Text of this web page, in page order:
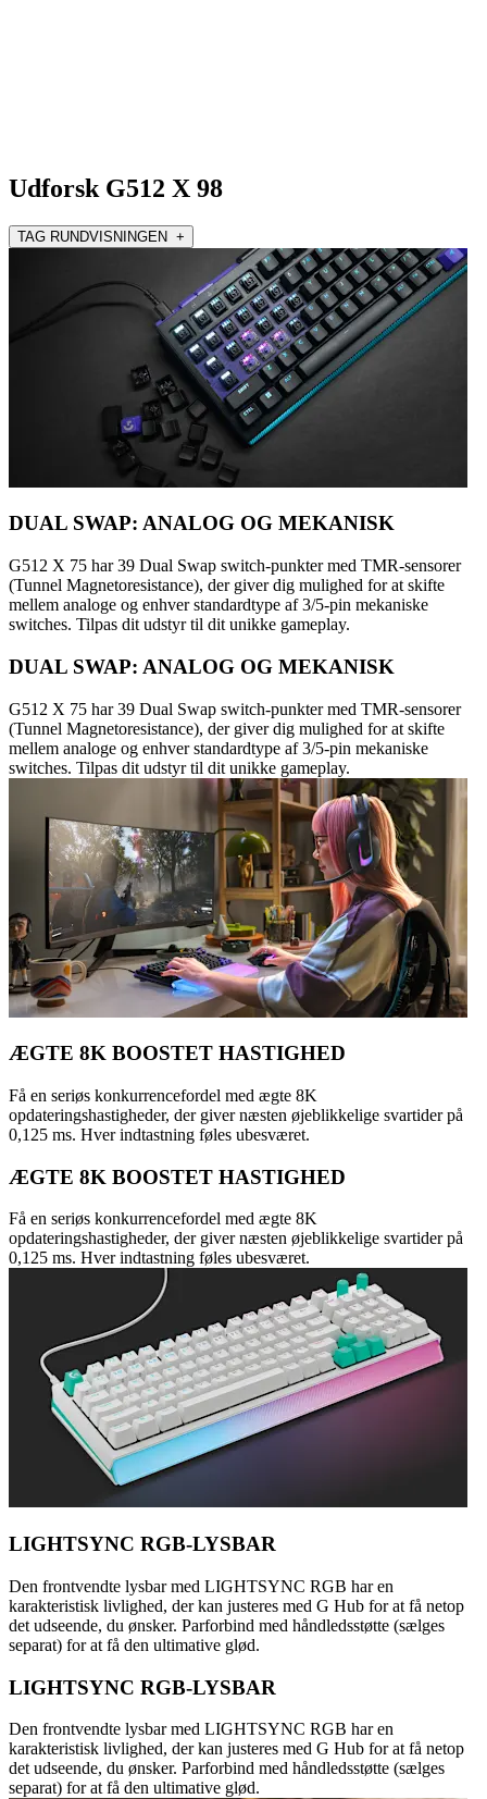
Udforsk G512 X 98
TAG RUNDVISNINGEN +
DUAL SWAP: ANALOG OG MEKANISK
G512 X 75 har 39 Dual Swap switch-punkter med TMR-sensorer
(Tunnel Magnetoresistance), der giver dig mulighed for at skifte
mellem analoge og enhver standardtype af 3/5-pin mekaniske
switches. Tilpas dit udstyr til dit unikke gameplay.
DUAL SWAP: ANALOG OG MEKANISK
G512 X 75 har 39 Dual Swap switch-punkter med TMR-sensorer
(Tunnel Magnetoresistance), der giver dig mulighed for at skifte
mellem analoge og enhver standardtype af 3/5-pin mekaniske
switches. Tilpas dit udstyr til dit unikke gameplay.
ÆGTE 8K BOOSTET HASTIGHED
Få en seriøs konkurrencefordel med ægte 8K
opdateringshastigheder, der giver næsten øjeblikkelige svartider på
0,125 ms. Hver indtastning føles ubesværet.
ÆGTE 8K BOOSTET HASTIGHED
Få en seriøs konkurrencefordel med ægte 8K
opdateringshastigheder, der giver næsten øjeblikkelige svartider på
0,125 ms. Hver indtastning føles ubesværet.
LIGHTSYNC RGB-LYSBAR
Den frontvendte lysbar med LIGHTSYNC RGB har en
karakteristisk livlighed, der kan justeres med G Hub for at få netop
det udseende, du ønsker. Parforbind med håndledsstøtte (sælges
separat) for at få den ultimative glød.
LIGHTSYNC RGB-LYSBAR
Den frontvendte lysbar med LIGHTSYNC RGB har en
karakteristisk livlighed, der kan justeres med G Hub for at få netop
det udseende, du ønsker. Parforbind med håndledsstøtte (sælges
separat) for at få den ultimative glød.